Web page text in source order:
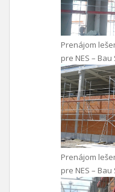
Prenájom
pre NES –
Prenájom
pre NES –